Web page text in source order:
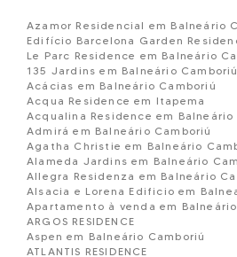
Azamor Residencial em Balneário
Edifício Barcelona Garden
Le Parc Residence em Balneário
135 Jardins em Balneário Camboriú
Acácias em Balneário Camboriú
Acqua Residence em Itapema
Acqualina Residence em Balneário
Admirá em Balneário Camboriú
Agatha Christie em Balneário
Alameda Jardins em Balneário
Allegra Residenza em Balneário
Alsacia e Lorena Edificio em
Apartamento à venda em
ARGOS RESIDENCE
Aspen em Balneário Camboriú
ATLANTIS RESIDENCE